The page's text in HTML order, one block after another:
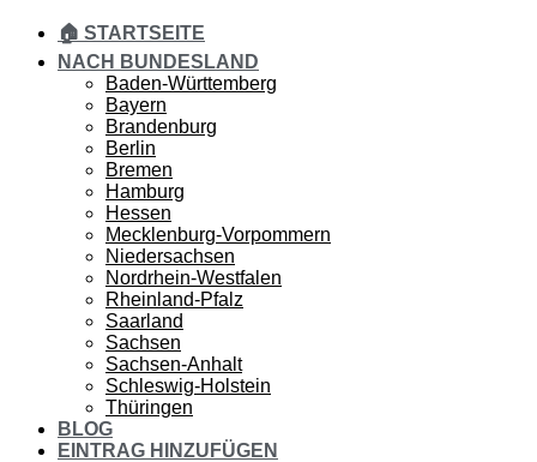
🏠 STARTSEITE
NACH BUNDESLAND
Baden-Württemberg
Bayern
Brandenburg
Berlin
Bremen
Hamburg
Hessen
Mecklenburg-Vorpommern
Niedersachsen
Nordrhein-Westfalen
Rheinland-Pfalz
Saarland
Sachsen
Sachsen-Anhalt
Schleswig-Holstein
Thüringen
BLOG
EINTRAG HINZUFÜGEN